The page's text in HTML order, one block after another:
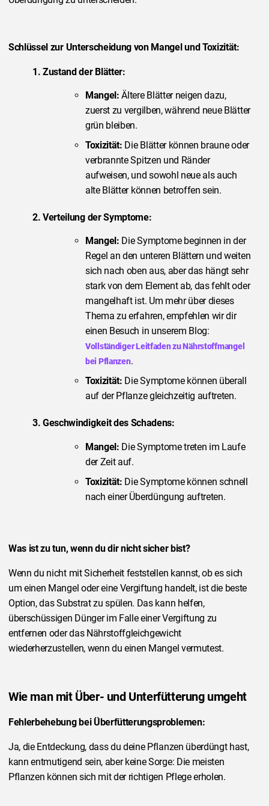
Schlüssel zur Unterscheidung von Mangel und Toxizität:
1. Zustand der Blätter:
Mangel: Ältere Blätter neigen dazu,
zuerst zu vergilben, während neue Blätter
grün bleiben.
Toxizität: Die Blätter können braune oder
verbrannte Spitzen und Ränder
aufweisen, und sowohl neue als auch
alte Blätter können betroffen sein.
2. Verteilung der Symptome:
Mangel: Die Symptome beginnen in der
Regel an den unteren Blättern und weiten
sich nach oben aus, aber das hängt sehr
stark von dem Element ab, das fehlt oder
mangelhaft ist. Um mehr über dieses
Thema zu erfahren, empfehlen wir dir
einen Besuch in unserem Blog:
Vollständiger Leitfaden zu Nährstoffmangel
bei Pflanzen.
Toxizität: Die Symptome können überall
auf der Pflanze gleichzeitig auftreten.
3. Geschwindigkeit des Schadens:
Mangel: Die Symptome treten im Laufe
der Zeit auf.
Toxizität: Die Symptome können schnell
nach einer Überdüngung auftreten.
Was ist zu tun, wenn du dir nicht sicher bist?
Wenn du nicht mit Sicherheit feststellen kannst, ob es sich
um einen Mangel oder eine Vergiftung handelt, ist die beste
Option, das Substrat zu spülen. Das kann helfen,
überschüssigen Dünger im Falle einer Vergiftung zu
entfernen oder das Nährstoffgleichgewicht
wiederherzustellen, wenn du einen Mangel vermutest.
Wie man mit Über- und Unterfütterung umgeht
Fehlerbehebung bei Überfütterungsproblemen:
Ja, die Entdeckung, dass du deine Pflanzen überdüngt hast,
kann entmutigend sein, aber keine Sorge: Die meisten
Pflanzen können sich mit der richtigen Pflege erholen.